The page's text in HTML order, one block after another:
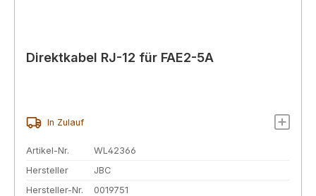
Direktkabel RJ-12 für FAE2-5A
In Zulauf
Artikel-Nr.
WL42366
Hersteller
JBC
Hersteller-Nr.
0019751